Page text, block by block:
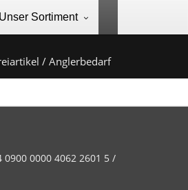
Unser Sortiment
/ Anglerbedarf
0000 4062 2601 5 /